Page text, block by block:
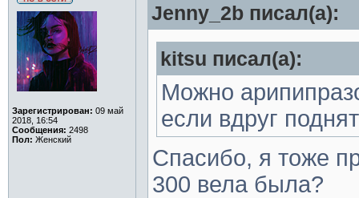
Зарегистрирован: 09 май
2018, 16:54
Сообщения: 2498
Пол: Женский
Jenny_2b писал(а):
kitsu писал(а):
Можно
если вдруг
Спасибо, я тоже
300 вела была?